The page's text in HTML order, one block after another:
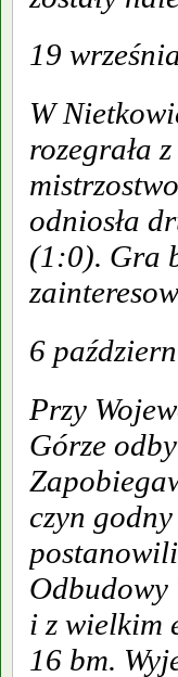
19
W
rozegrała
odniosła
(1:0). Gra
6
Przy
Górze
czyn
Odbudowy
i z wielkim
16 bm.